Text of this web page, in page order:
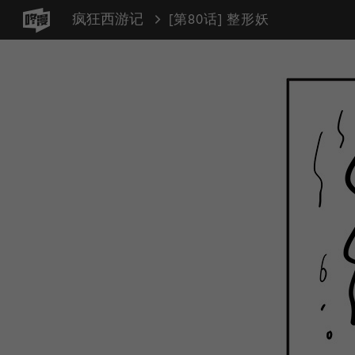
疯狂西游记 [第80话] 整形妖